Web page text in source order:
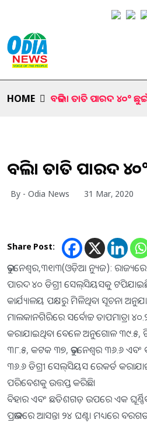
HOME ବଢିଲା ତାତି ପାରଦ ୪୦°
ବଢିଲା ତାତି ପାରଦ
By - Odia News 31 Mar, 2020
Share Post:
ଭୁବନେଶ୍ୱର,୩୧ା୩(ଓଡ଼ିଆ ନ୍ୟୁଜ): ରାଜ୍ୟରେ
ପାରଦ ୪୦ ଡିଗ୍ରୀ ସେଲ୍‌ସିୟସକୁ
କାର୍ଯ୍ୟାଳୟ ପକ୍ଷରୁ ମିଳିଥିବା ସୂଚନା
ମାଲକାନଗିରିରେ ସର୍ବୋଚ୍ଚ ତାପମାତ୍ରା
କରାଯାଇଥିବା ବେଳେ ଅନୁଗୋଳ ୩୯.୫,
୩୮.୫, କଟକ ୩୭, ଭୁବନେଶ୍ୱର ୩୬.୬ ଏବଂ
୩୬.୬ ଡିଗ୍ରୀ ସେଲ୍‌ସିୟସ ରେକର୍ଡ
ପରିବେଶକୁ ଉତ୍ତପ୍ତ କରିଛି।
ବିହାର ଏବଂ ଛତିଶଗଡ଼ ଉପରେ ଏକ
ପ୍ରଭାବରେ ଆସନ୍ତା ୨୪ ଘଣ୍ଟା ମଧ୍ୟରେ